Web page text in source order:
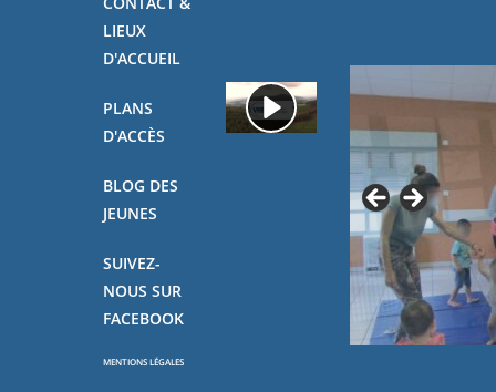
LIEUX
D'ACCUEIL
PLANS
D'ACCÈS
BLOG DES
JEUNES
SUIVEZ-
NOUS SUR
FACEBOOK
MENTIONS LÉGALES